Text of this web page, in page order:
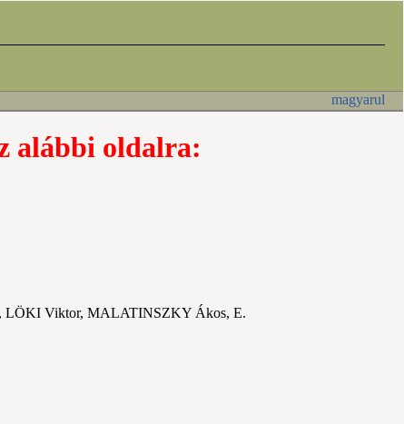
magyarul
alábbi oldalra:
LÖKI Viktor, MALATINSZKY Ákos, E.